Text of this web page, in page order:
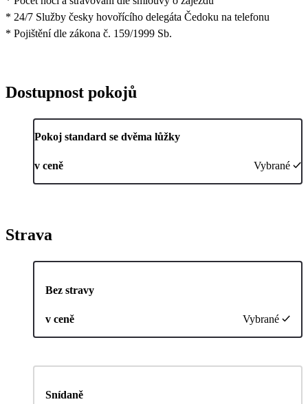
* 24/7 Služby česky hovořícího delegáta Čedoku na telefonu
* Pojištění dle zákona č. 159/1999 Sb.
Dostupnost pokojů
Pokoj standard se dvěma lůžky
v ceně Vybrané
Strava
Bez stravy
v ceně Vybrané
Snídaně